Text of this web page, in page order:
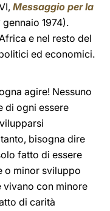
Messaggio per la
gennaio 1974).
e nel resto del
ed economici.
agire! Nessuno
di ogni essere
bisogna dire
fatto di essere
o minor sviluppo
vivano con minore
di carità